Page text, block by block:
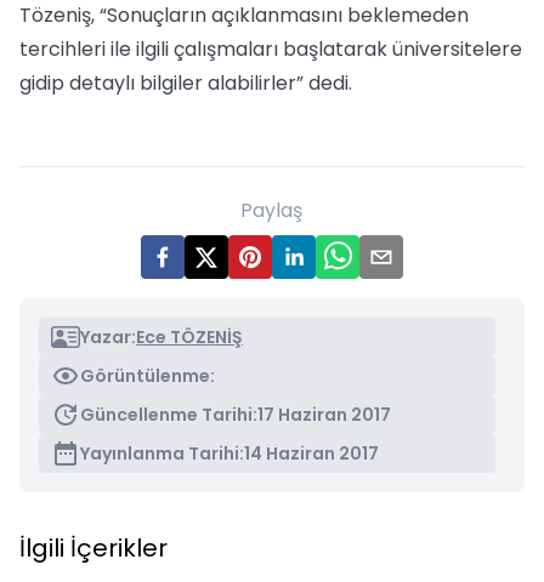
Tözeniş, “Sonuçların açıklanmasını beklemeden
tercihleri ile ilgili çalışmaları başlatarak üniversitelere
gidip detaylı bilgiler alabilirler” dedi.
Paylaş
Yazar:Ece TÖZENİŞ
Görüntülenme:
Güncellenme Tarihi:17 Haziran 2017
Yayınlanma Tarihi:14 Haziran 2017
İlgili İçerikler